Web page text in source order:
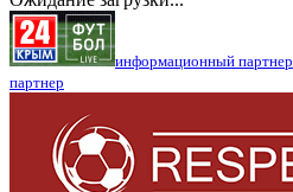
информационный партнер
партнер